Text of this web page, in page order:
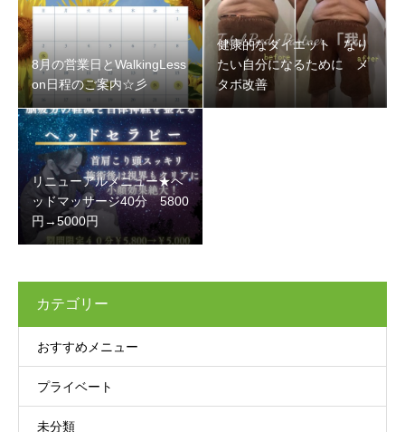
8月の営業日とWalkingLess
on日程のご案内☆彡
健康的なダイエット なり
たい自分になるために メ
タボ改善
リニューアルメニュー★ヘ
ッドマッサージ40分 5800
円→5000円
カテゴリー
おすすめメニュー
プライベート
未分類